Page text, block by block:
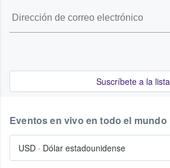
Suscríbete a la lista
Eventos en vivo en todo el mundo
USD · Dólar estadounidense